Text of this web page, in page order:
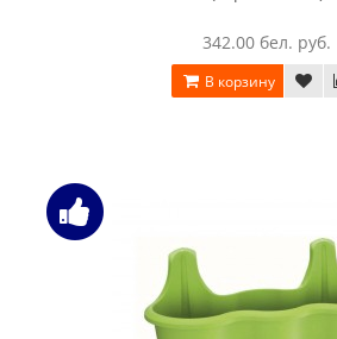
342.00 бел. руб.
В корзину